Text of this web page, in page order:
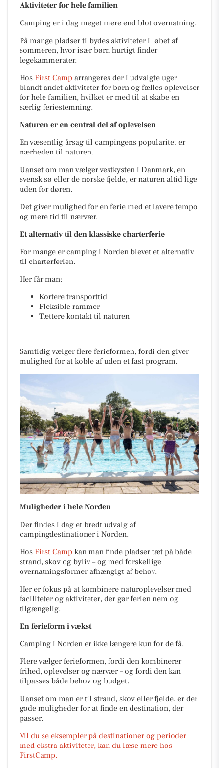
Aktiviteter for hele familien
Camping er i dag meget mere end blot overnatning.
På mange pladser tilbydes aktiviteter i løbet af
sommeren, hvor især børn hurtigt finder
legekammerater.
Hos First Camp arrangeres der i udvalgte uger
blandt andet aktiviteter for børn og fælles oplevelser
for hele familien, hvilket er med til at skabe en
særlig feriestemning.
Naturen er en central del af oplevelsen
En væsentlig årsag til campingens popularitet er
nærheden til naturen.
Uanset om man vælger vestkysten i Danmark, en
svensk sø eller de norske fjelde, er naturen altid lige
uden for døren.
Det giver mulighed for en ferie med et lavere tempo
og mere tid til nærvær.
Et alternativ til den klassiske charterferie
For mange er camping i Norden blevet et alternativ
til charterferien.
Her får man:
Kortere transporttid
Fleksible rammer
Tættere kontakt til naturen
Samtidig vælger flere ferieformen, fordi den giver
mulighed for at koble af uden et fast program.
Muligheder i hele Norden
Der findes i dag et bredt udvalg af
campingdestinationer i Norden.
Hos First Camp kan man finde pladser tæt på både
strand, skov og byliv – og med forskellige
overnatningsformer afhængigt af behov.
Her er fokus på at kombinere naturoplevelser med
faciliteter og aktiviteter, der gør ferien nem og
tilgængelig.
En ferieform i vækst
Camping i Norden er ikke længere kun for de få.
Flere vælger ferieformen, fordi den kombinerer
frihed, oplevelser og nærvær – og fordi den kan
tilpasses både behov og budget.
Uanset om man er til strand, skov eller fjelde, er der
gode muligheder for at finde en destination, der
passer.
Vil du se eksempler på destinationer og perioder
med ekstra aktiviteter, kan du læse mere hos
FirstCamp.